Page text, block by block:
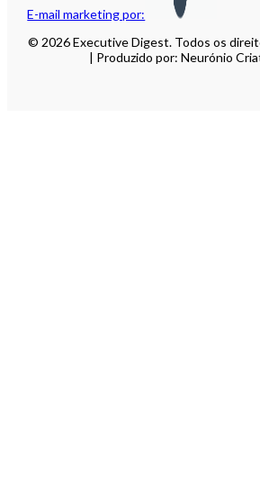
E-mail marketing por:
© 2026 Executive Digest. Todos os
| Produzido por: Neurónio